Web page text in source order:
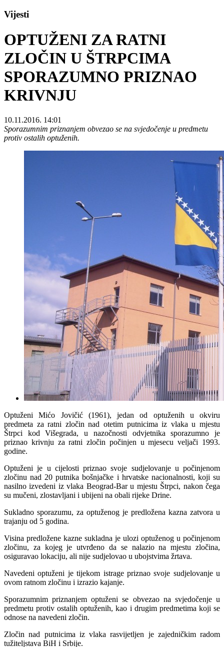
Vijesti
OPTUŽENI ZA RATNI
ZLOČIN U ŠTRPCIMA
SPORAZUMNO PRIZNAO
KRIVNJU
10.11.2016. 14:01
Sporazumnim priznanjem obvezao se na svjedočenje u predmetu
protiv ostalih optuženih.
Optuženi Mićo Jovičić (1961), jedan od optuženih u okviru
predmeta za ratni zločin nad otetim putnicima iz vlaka u mjestu
Štrpci kod Višegrada, u nazočnosti odvjetnika sporazumno je
priznao krivnju za ratni zločin počinjen u mjesecu veljači 1993.
godine.
Optuženi je u cijelosti priznao svoje sudjelovanje u počinjenom
zločinu nad 20 putnika bošnjačke i hrvatske nacionalnosti, koji su
nasilno izvedeni iz vlaka Beograd-Bar u mjestu Štrpci, nakon čega
su mučeni, zlostavljani i ubijeni na obali rijeke Drine.
Sukladno sporazumu, za optuženog je predložena kazna zatvora u
trajanju od 5 godina.
Visina predložene kazne sukladna je ulozi optuženog u počinjenom
zločinu, za kojeg je utvrđeno da se nalazio na mjestu zločina,
osiguravao lokaciju, ali nije sudjelovao u ubojstvima žrtava.
Navedeni optuženi je tijekom istrage priznao svoje sudjelovanje u
ovom ratnom zločinu i izrazio kajanje.
Sporazumnim priznanjem optuženi se obvezao na svjedočenje u
predmetu protiv ostalih optuženih, kao i drugim predmetima koji se
odnose na navedeni zločin.
Zločin nad putnicima iz vlaka rasvijetljen je zajedničkim radom
tužiteljstava BiH i Srbije.